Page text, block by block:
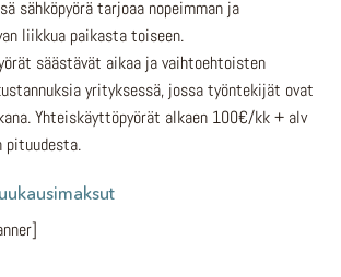
sähköpyörä tarjoaa nopeimman ja
liikkua paikasta toiseen.
säästävät aikaa ja vaihtoehtoisten
yrityksessä, jossa työntekijät ovat
Yhteiskäyttöpyörät alkaen 100€/kk + alv
pituudesta.